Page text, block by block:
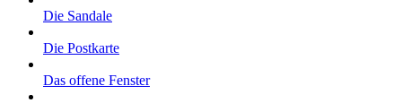
Die Sandale
Die Postkarte
Das offene Fenster